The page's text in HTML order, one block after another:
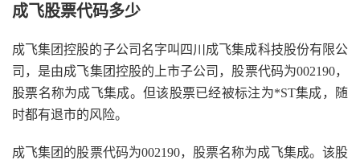
成飞股票代码多少
成飞集团控股的子公司名字叫四川成飞集成科技股份有限公
司，是由成飞集团控股的上市子公司，股票代码为002190，
股票名称为成飞集成。但该股票已经被标注为*ST集成，随
时都有退市的风险。
成飞集团的股票代码为002190，股票名称为成飞集成。该股